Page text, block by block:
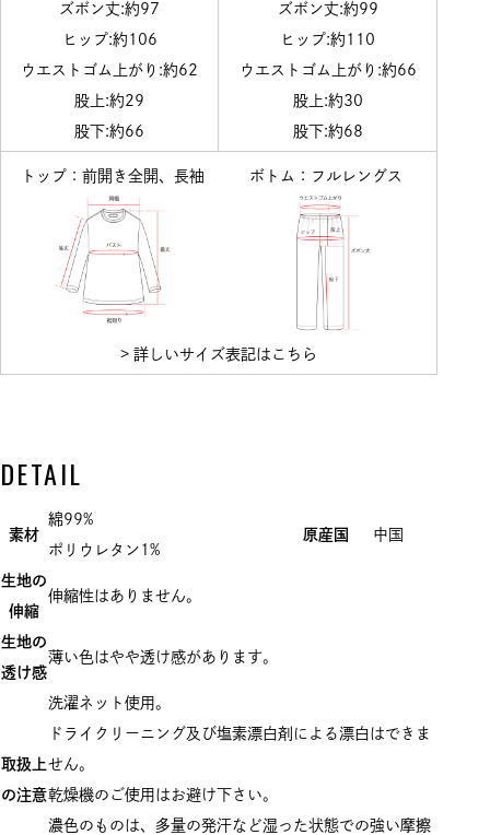
ズボン丈:約97
ヒップ:約106
ウエストゴム上がり:約62
股上:約29
股下:約66
ズボン丈:約99
ヒップ:約110
ウエストゴム上がり:約66
股上:約30
股下:約68
トップ：前開き全開、長袖 ボトム：フルレングス
> 詳しいサイズ表記はこちら
DETAIL
素材
綿99%
ポリウレタン1%
原産国 中国
生地の
伸縮
伸縮性はありません。
生地の
透け感
薄い色はやや透け感があります。
取扱上
の注意
洗濯ネット使用。
ドライクリーニング及び塩素漂白剤による漂白はできま
せん。
乾燥機のご使用はお避け下さい。
濃色のものは、多量の発汗など湿った状態での強い摩擦